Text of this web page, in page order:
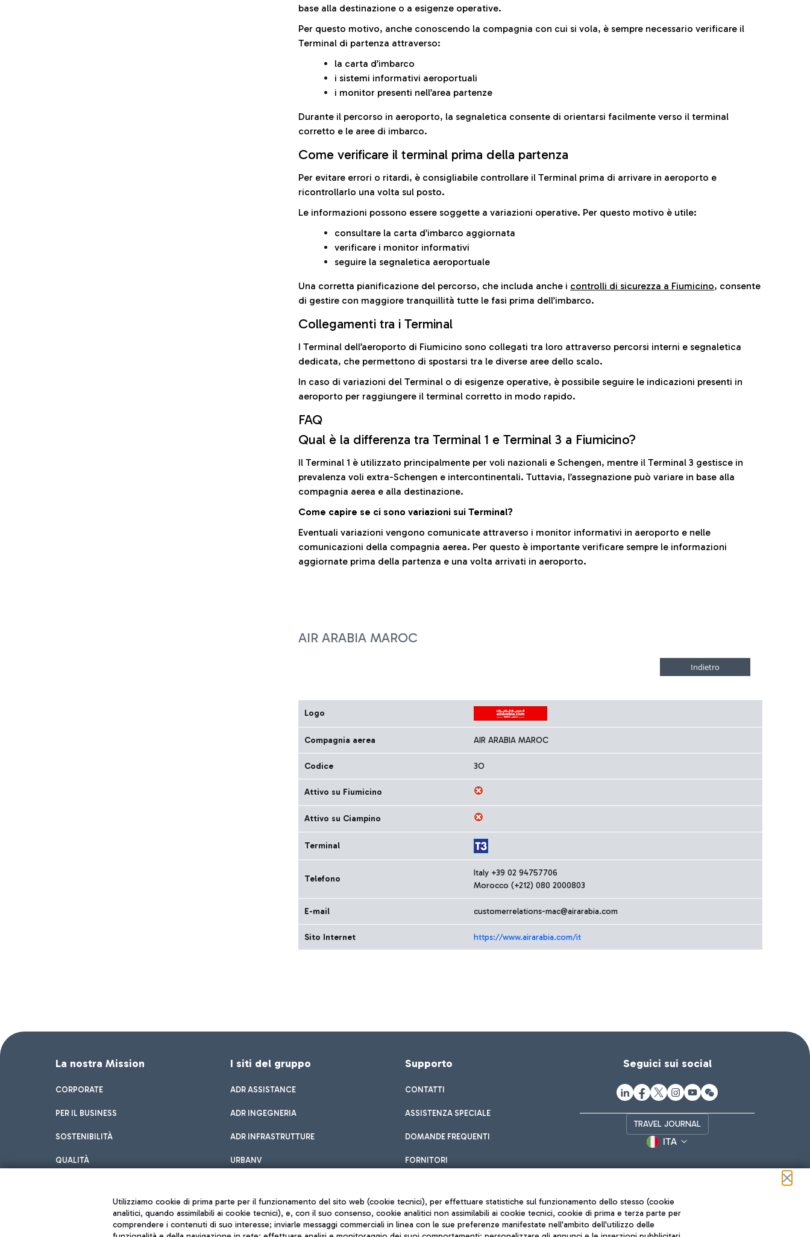
base alla destinazione o a esigenze operative.
Per questo motivo, anche conoscendo la compagnia con cui si vola, è sempre necessario verificare il
Terminal di partenza attraverso:
la carta d’imbarco
i sistemi informativi aeroportuali
i monitor presenti nell’area partenze
Durante il percorso in aeroporto, la segnaletica consente di orientarsi facilmente verso il terminal
corretto e le aree di imbarco.
Come verificare il terminal prima della partenza
Per evitare errori o ritardi, è consigliabile controllare il Terminal prima di arrivare in aeroporto e
ricontrollarlo una volta sul posto.
Le informazioni possono essere soggette a variazioni operative. Per questo motivo è utile:
consultare la carta d’imbarco aggiornata
verificare i monitor informativi
seguire la segnaletica aeroportuale
Una corretta pianificazione del percorso, che includa anche i controlli di sicurezza a Fiumicino, consente
di gestire con maggiore tranquillità tutte le fasi prima dell’imbarco.
Collegamenti tra i Terminal
I Terminal dell’aeroporto di Fiumicino sono collegati tra loro attraverso percorsi interni e segnaletica
dedicata, che permettono di spostarsi tra le diverse aree dello scalo.
In caso di variazioni del Terminal o di esigenze operative, è possibile seguire le indicazioni presenti in
aeroporto per raggiungere il terminal corretto in modo rapido.
FAQ
Qual è la differenza tra Terminal 1 e Terminal 3 a Fiumicino?
Il Terminal 1 è utilizzato principalmente per voli nazionali e Schengen, mentre il Terminal 3 gestisce in
prevalenza voli extra-Schengen e intercontinentali. Tuttavia, l’assegnazione può variare in base alla
compagnia aerea e alla destinazione.
Come capire se ci sono variazioni sui Terminal?
Eventuali variazioni vengono comunicate attraverso i monitor informativi in aeroporto e nelle
comunicazioni della compagnia aerea. Per questo è importante verificare sempre le informazioni
aggiornate prima della partenza e una volta arrivati in aeroporto.
AIR ARABIA MAROC
Logo
Compagnia aerea AIR ARABIA MAROC
Codice 3O
Attivo su Fiumicino
Attivo su Ciampino
Terminal
Telefono
Italy +39 02 94757706
Morocco (+212) 080 2000803
E-mail customerrelations-mac@airarabia.com
Sito Internet https://www.airarabia.com/it
La nostra Mission
CORPORATE
PER IL BUSINESS
SOSTENIBILITÀ
QUALITÀ
I siti del gruppo
ADR ASSISTANCE
ADR INGEGNERIA
ADR INFRASTRUTTURE
URBANV
Supporto
CONTATTI
ASSISTENZA SPECIALE
DOMANDE FREQUENTI
FORNITORI
Seguici sui social
TRAVEL JOURNAL
ITA
Utilizziamo cookie di prima parte per il funzionamento del sito web (cookie tecnici), per effettuare statistiche sul funzionamento dello stesso (cookie
analitici, quando assimilabili ai cookie tecnici), e, con il suo consenso, cookie analitici non assimilabili ai cookie tecnici, cookie di prima e terza parte per
comprendere i contenuti di suo interesse; inviarle messaggi commerciali in linea con le sue preferenze manifestate nell'ambito dell'utilizzo delle